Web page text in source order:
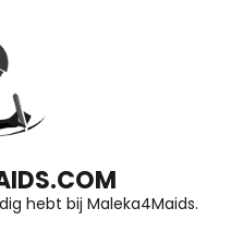
hebt bij Maleka4Maids.